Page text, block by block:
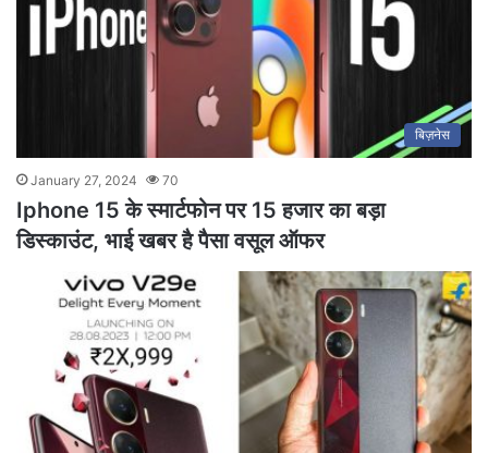
बिज़नेस
January 27, 2024 70
Iphone 15 के स्मार्टफोन पर 15 हजार का बड़ा
डिस्काउंट, भाई खबर है पैसा वसूल ऑफर